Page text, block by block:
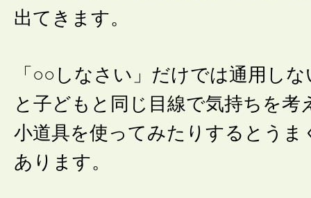
出てきます。
「○○しなさい」だけでは通用し
と子どもと同じ目線で気持ちを考
小道具を使ってみたりするとうま
あります。